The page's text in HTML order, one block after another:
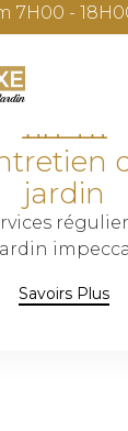
7H00 -
jardin
Savoirs Plus